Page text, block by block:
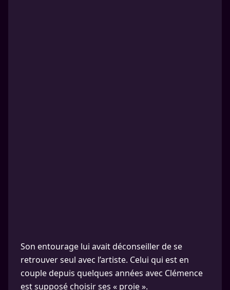
Son entourage lui avait déconseiller de se
retrouver seul avec l’artiste. Celui qui est en
couple depuis quelques années avec Clémence
est supposé choisir ses « proie ».